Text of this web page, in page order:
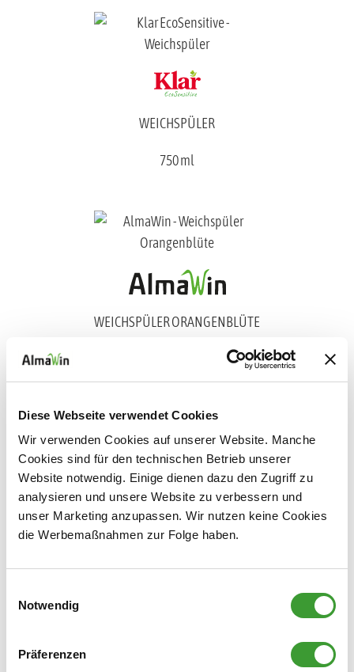
Diese Webseite verwendet Cookies
Wir verwenden Cookies auf unserer Website. Manche
Cookies sind für den technischen Betrieb unserer
Website notwendig. Einige dienen dazu den Zugriff zu
analysieren und unsere Website zu verbessern und
unser Marketing anzupassen. Wir nutzen keine Cookies
die Werbemaßnahmen zur Folge haben.
Notwendig
Präferenzen
WEICHSPÜLER
750 ml
WEICHSPÜLER ORANGENBLÜTE
WEICHSPÜLER LAVENDEL